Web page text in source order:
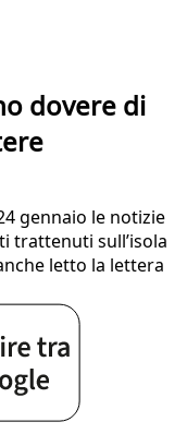
dovere di
gennaio le notizie
trattenuti sull’isola
letto la lettera